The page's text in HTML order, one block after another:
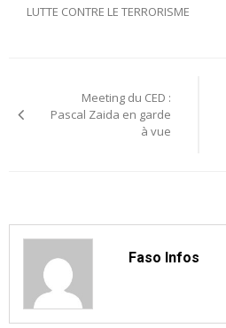
LUTTE CONTRE LE TERRORISME
de
Meeting du CED :
Pascal Zaida en garde
à vue
Faso Infos